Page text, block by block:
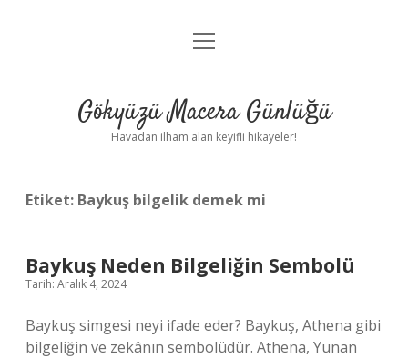
Anasayfa
Yasal Uyarı
menüyü
Gökyüzü Macera Günlüğü
Havadan ilham alan keyifli hikayeler!
Etiket: Baykuş bilgelik demek mi
Baykuş Neden Bilgeliğin Sembolü
Tarih: Aralık 4, 2024
Baykuş simgesi neyi ifade eder? Baykuş, Athena gibi
bilgeliğin ve zekânın sembolüdür. Athena, Yunan